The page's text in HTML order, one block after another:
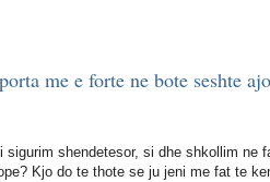
me e forte ne bote seshte
sigurim shendetesor, si dhe shkollim ne
Kjo do te thote se ju jeni me fat te